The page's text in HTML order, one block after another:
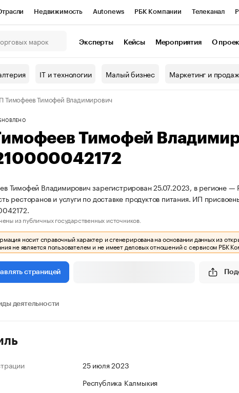
Недвижимость Autonews РБК Компании Телеканал
Проверка контрагентов
Эксперты Кейсы Мероприятия О
IT и технологии Малый бизнес Маркетинг и
Тимофеев Тимофей Владимирович
Тимофей
Тимофей Владимирович зарегистрирован 25.07.2023, в регионе —
ресторанов и услуги по доставке продуктов питания. ИП
из публичных государственных источников.
носит справочный характер и сгенерирована на основании данных из
не является пользователем и не имеет деловых отношений с сервисом РБК
страницей
деятельности
25 июля 2023
Республика Калмыкия